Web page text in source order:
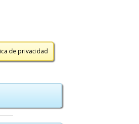
de privacidad